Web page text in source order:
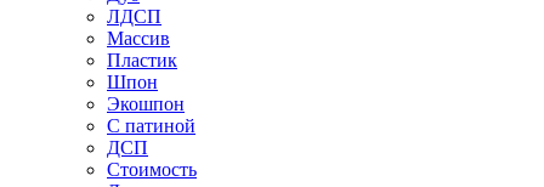
ЛДСП
Массив
Пластик
Шпон
Экошпон
С патиной
ДСП
Стоимость